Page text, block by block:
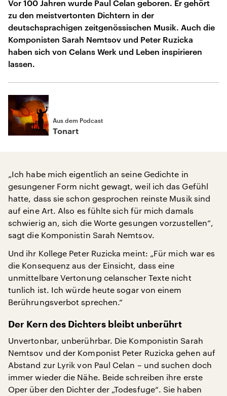
Vor 100 Jahren wurde Paul Celan geboren. Er gehört
zu den meistvertonten Dichtern in der
deutschsprachigen zeitgenössischen Musik. Auch die
Komponisten Sarah Nemtsov und Peter Ruzicka
haben sich von Celans Werk und Leben inspirieren
lassen.
Aus dem Podcast
Tonart
„Ich habe mich eigentlich an seine Gedichte in
gesungener Form nicht gewagt, weil ich das Gefühl
hatte, dass sie schon gesprochen reinste Musik sind
auf eine Art. Also es fühlte sich für mich damals
schwierig an, sich die Worte gesungen vorzustellen“,
sagt die Komponistin Sarah Nemtsov.
Und ihr Kollege Peter Ruzicka meint: „Für mich war es
die Konsequenz aus der Einsicht, dass eine
unmittelbare Vertonung celanscher Texte nicht
tunlich ist. Ich würde heute sogar von einem
Berührungsverbot sprechen.“
Der Kern des Dichters bleibt unberührt
Unvertonbar, unberührbar. Die Komponistin Sarah
Nemtsov und der Komponist Peter Ruzicka gehen auf
Abstand zur Lyrik von Paul Celan – und suchen doch
immer wieder die Nähe. Beide schreiben ihre erste
Oper über den Dichter der „Todesfuge“. Sie haben